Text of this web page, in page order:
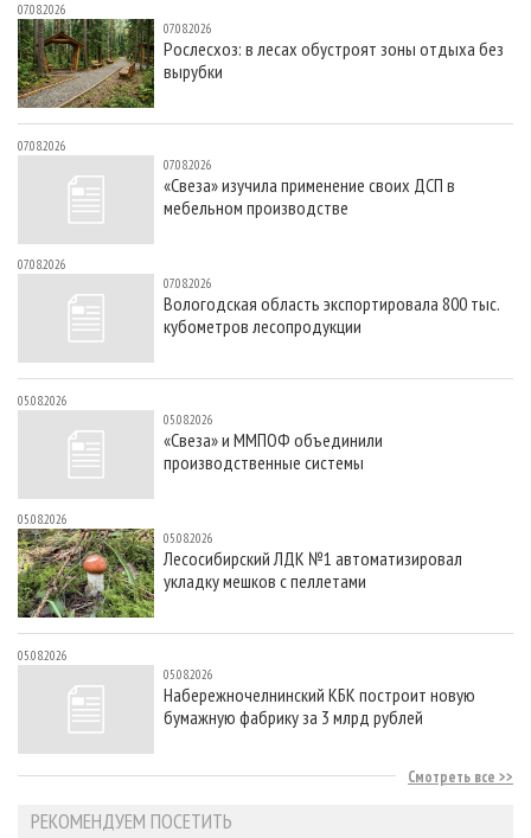
07.08.2026
07.08.2026
Рослесхоз: в лесах обустроят зоны отдыха без
вырубки
07.08.2026
07.08.2026
«Свеза» изучила применение своих ДСП в
мебельном производстве
07.08.2026
07.08.2026
Вологодская область экспортировала 800 тыс.
кубометров лесопродукции
05.08.2026
05.08.2026
«Свеза» и ММПОФ объединили
производственные системы
05.08.2026
05.08.2026
Лесосибирский ЛДК №1 автоматизировал
укладку мешков с пеллетами
05.08.2026
05.08.2026
Набережночелнинский КБК построит новую
бумажную фабрику за 3 млрд рублей
Смотреть все
РЕКОМЕНДУЕМ ПОСЕТИТЬ